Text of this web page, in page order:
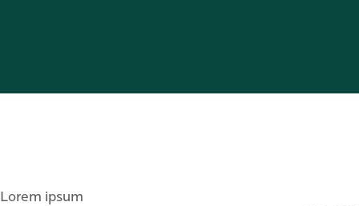
Lorem ipsum